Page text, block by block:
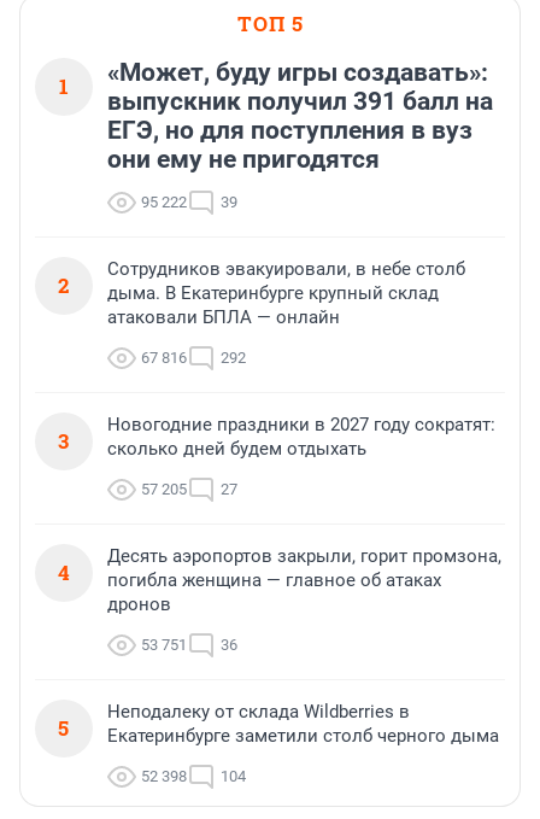
ТОП 5
1
«Может, буду игры создавать»:
выпускник получил 391 балл на
ЕГЭ, но для поступления в вуз
они ему не пригодятся
95 222 39
2
Сотрудников эвакуировали, в небе столб
дыма. В Екатеринбурге крупный склад
атаковали БПЛА — онлайн
67 816 292
3
Новогодние праздники в 2027 году сократят:
сколько дней будем отдыхать
57 205 27
4
Десять аэропортов закрыли, горит промзона,
погибла женщина — главное об атаках
дронов
53 751 36
5
Неподалеку от склада Wildberries в
Екатеринбурге заметили столб черного дыма
52 398 104